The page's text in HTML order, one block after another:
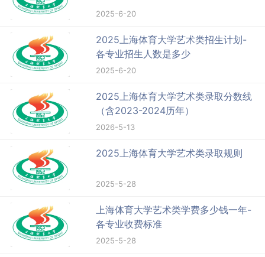
2025-6-20
2025上海体育大学艺术类招生计划-
各专业招生人数是多少
2025-6-20
2025上海体育大学艺术类录取分数线
（含2023-2024历年）
2026-5-13
2025上海体育大学艺术类录取规则
2025-5-28
上海体育大学艺术类学费多少钱一年-
各专业收费标准
2025-5-28